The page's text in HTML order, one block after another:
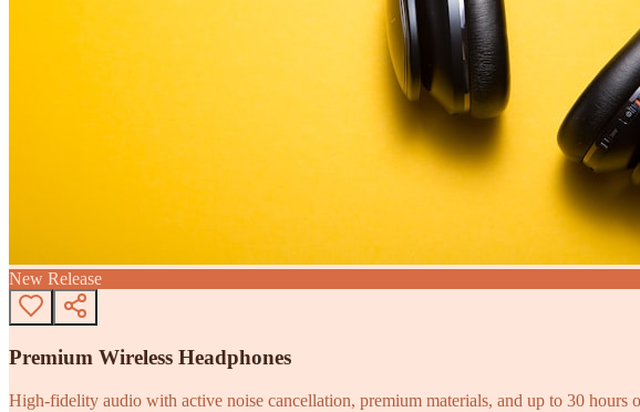
New Release
Premium Wireless Headphones
High-fidelity audio with active noise cancellation, premium materials, and up to 30 hours